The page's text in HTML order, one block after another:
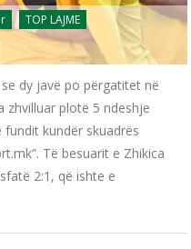
TOP LAJME
dy javë po përgatitet në
zhvilluar plotë 5 ndeshje
kundër skuadrës
Të besuarit e Zhikica
2:1, që ishte e